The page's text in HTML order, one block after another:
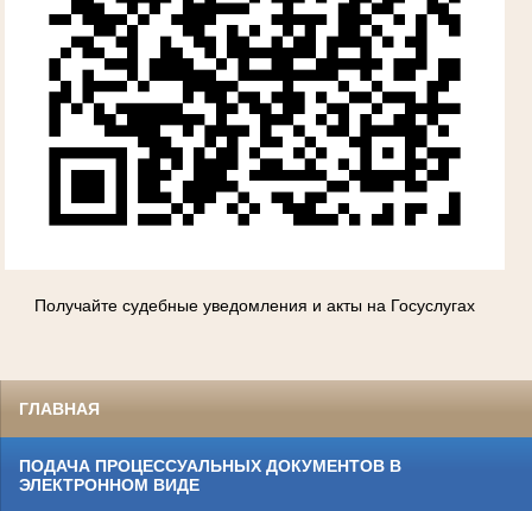
Получайте судебные уведомления и акты на Госуслугах
ГЛАВНАЯ
ПОДАЧА ПРОЦЕССУАЛЬНЫХ ДОКУМЕНТОВ В
ЭЛЕКТРОННОМ ВИДЕ